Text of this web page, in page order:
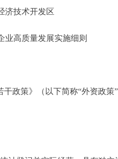
济技术开发区
业高质量发展实施细则
策》（以下简称“外资政策